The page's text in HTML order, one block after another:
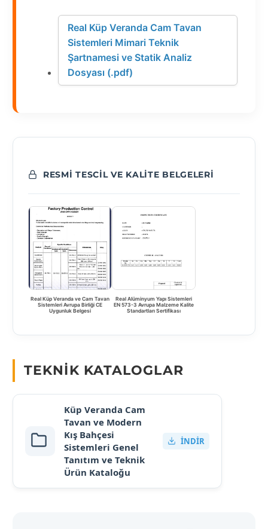
Real Küp Veranda Cam Tavan
Sistemleri Mimari Teknik
Şartnamesi ve Statik Analiz
Dosyası (.pdf)
RESMI TESCIL VE KALITE BELGELERI
Real Küp Veranda ve Cam Tavan
Sistemleri Avrupa Birliği CE
Uygunluk Belgesi
Real Alüminyum Yapı Sistemleri
EN 573-3 Avrupa Malzeme Kalite
Standartları Sertifikası
TEKNIK KATALOGLAR
Küp Veranda Cam
Tavan ve Modern
Kış Bahçesi
Sistemleri Genel
Tanıtım ve Teknik
Ürün Kataloğu
İNDIR